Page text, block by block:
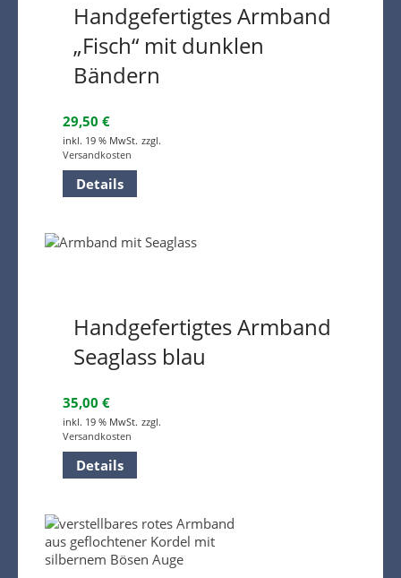
Handgefertigtes Armband
„Fisch“ mit dunklen
Bändern
29,50 €
inkl. 19 % MwSt. zzgl.
Versandkosten
Details
Handgefertigtes Armband
Seaglass blau
35,00 €
inkl. 19 % MwSt. zzgl.
Versandkosten
Details